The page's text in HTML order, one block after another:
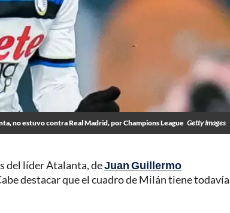
no estuvo contra Real Madrid, por Champions League Getty Images
del líder Atalanta, deJuan Guillermo
destacar que el cuadro de Milán tiene todavía